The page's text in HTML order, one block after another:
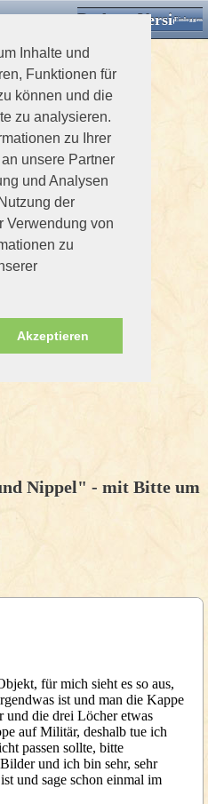
Inhalte und
Funktionen für
können und die
zu analysieren.
zu Ihrer
unsere Partner
und Analysen
der
Verwendung von
zu
Akzeptieren
Desktop VersionEinloggen
Nippel" - mit Bitte um
für mich sieht es so aus,
ist und man die Kappe
und die drei Löcher etwas
auf Militär, deshalb tue ich
passen sollte, bitte
und ich bin sehr, sehr
und sage schon einmal im